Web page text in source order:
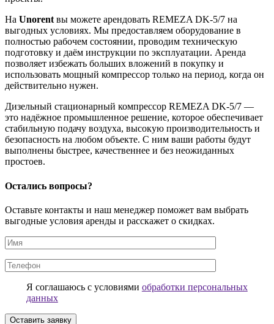
На Unorentвы можете арендовать REMEZA DK-5/7 на
выгодных условиях. Мы предоставляем оборудование в
полностью рабочем состоянии, проводим техническую
подготовку и даём инструкции по эксплуатации. Аренда
позволяет избежать больших вложений в покупку и
использовать мощный компрессор только на период, когда он
действительно нужен.
Дизельный стационарный компрессор REMEZA DK-5/7 —
это надёжное промышленное решение, которое обеспечивает
стабильную подачу воздуха, высокую производительность и
безопасность на любом объекте. С ним ваши работы будут
выполнены быстрее, качественнее и без неожиданных
простоев.
Остались вопросы?
Оставьте контакты и наш менеджер поможет вам выбрать
выгодные условия аренды и расскажет о скидках.
Я соглашаюсь с условиями обработки персональных
данных